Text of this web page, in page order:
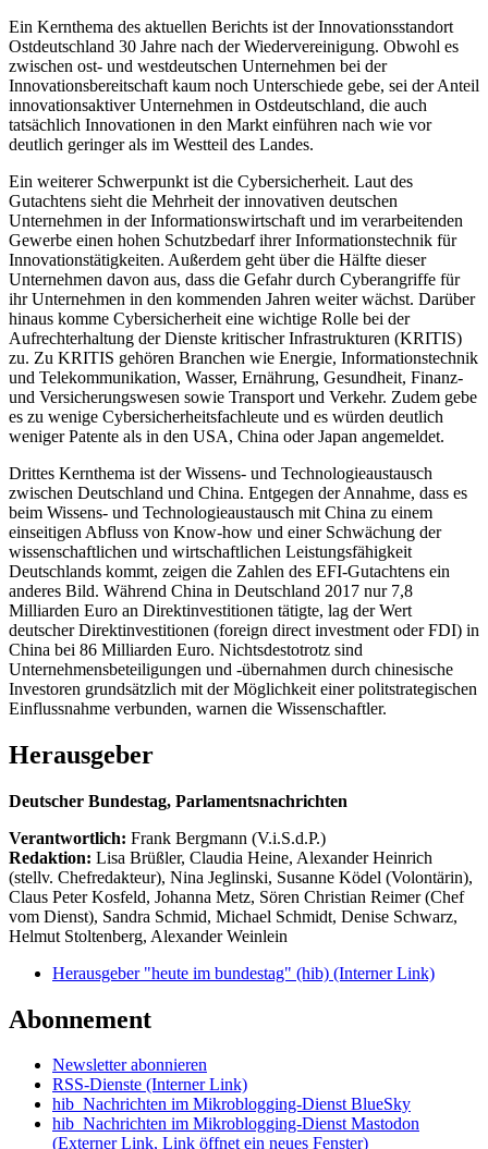
Ein Kernthema des aktuellen Berichts ist der Innovationsstandort
Ostdeutschland 30 Jahre nach der Wiedervereinigung. Obwohl es
zwischen ost- und westdeutschen Unternehmen bei der
Innovationsbereitschaft kaum noch Unterschiede gebe, sei der Anteil
innovationsaktiver Unternehmen in Ostdeutschland, die auch
tatsächlich Innovationen in den Markt einführen nach wie vor
deutlich geringer als im Westteil des Landes.
Ein weiterer Schwerpunkt ist die Cybersicherheit. Laut des
Gutachtens sieht die Mehrheit der innovativen deutschen
Unternehmen in der Informationswirtschaft und im verarbeitenden
Gewerbe einen hohen Schutzbedarf ihrer Informationstechnik für
Innovationstätigkeiten. Außerdem geht über die Hälfte dieser
Unternehmen davon aus, dass die Gefahr durch Cyberangriffe für
ihr Unternehmen in den kommenden Jahren weiter wächst. Darüber
hinaus komme Cybersicherheit eine wichtige Rolle bei der
Aufrechterhaltung der Dienste kritischer Infrastrukturen (KRITIS)
zu. Zu KRITIS gehören Branchen wie Energie, Informationstechnik
und Telekommunikation, Wasser, Ernährung, Gesundheit, Finanz-
und Versicherungswesen sowie Transport und Verkehr. Zudem gebe
es zu wenige Cybersicherheitsfachleute und es würden deutlich
weniger Patente als in den USA, China oder Japan angemeldet.
Drittes Kernthema ist der Wissens- und Technologieaustausch
zwischen Deutschland und China. Entgegen der Annahme, dass es
beim Wissens- und Technologieaustausch mit China zu einem
einseitigen Abfluss von Know-how und einer Schwächung der
wissenschaftlichen und wirtschaftlichen Leistungsfähigkeit
Deutschlands kommt, zeigen die Zahlen des EFI-Gutachtens ein
anderes Bild. Während China in Deutschland 2017 nur 7,8
Milliarden Euro an Direktinvestitionen tätigte, lag der Wert
deutscher Direktinvestitionen (foreign direct investment oder FDI) in
China bei 86 Milliarden Euro. Nichtsdestotrotz sind
Unternehmensbeteiligungen und -übernahmen durch chinesische
Investoren grundsätzlich mit der Möglichkeit einer politstrategischen
Einflussnahme verbunden, warnen die Wissenschaftler.
Herausgeber
Deutscher Bundestag, Parlamentsnachrichten
Verantwortlich: Frank Bergmann (V.i.S.d.P.)
Redaktion: Lisa Brüßler, Claudia Heine, Alexander Heinrich
(stellv. Chefredakteur), Nina Jeglinski, Susanne Ködel (Volontärin),
Claus Peter Kosfeld, Johanna Metz, Sören Christian Reimer (Chef
vom Dienst), Sandra Schmid, Michael Schmidt, Denise Schwarz,
Helmut Stoltenberg, Alexander Weinlein
Herausgeber "heute im bundestag" (hib) (Interner Link)
Abonnement
Newsletter abonnieren
RSS-Dienste (Interner Link)
hib_Nachrichten im Mikroblogging-Dienst BlueSky
hib_Nachrichten im Mikroblogging-Dienst Mastodon
(Externer Link, Link öffnet ein neues Fenster)